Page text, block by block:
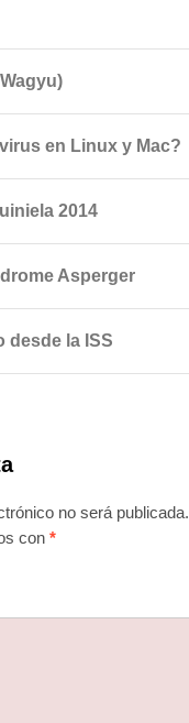
en Linux y Mac?
2014
Asperger
desde la ISS
no será publicada.
con*